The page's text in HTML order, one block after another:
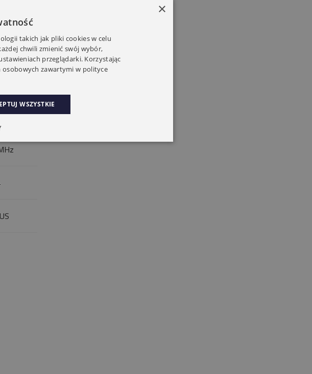
×
takich jak pliki cookies w celu
chwili zmienić swój wybór,
przeglądarki. Korzystając
osobowych zawartymi w polityce
WSZYSTKIE